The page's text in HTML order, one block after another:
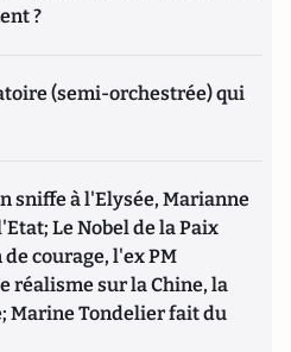
?
(semi-orchestrée) qui
sniffe à l'Elysée, Marianne
Le Nobel de la Paix
courage, l'ex PM
réalisme sur la Chine, la
Marine Tondelier fait du